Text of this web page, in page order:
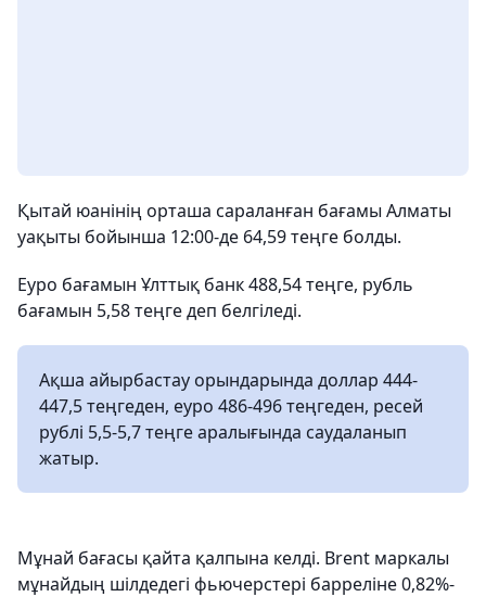
Қытай юанінің орташа сараланған бағамы Алматы
уақыты бойынша 12:00-де 64,59 теңге болды.
Еуро бағамын Ұлттық банк 488,54 теңге, рубль
бағамын 5,58 теңге деп белгіледі.
Ақша айырбастау орындарында доллар 444-
447,5 теңгеден, еуро 486-496 теңгеден, ресей
рублі 5,5-5,7 теңге аралығында саудаланып
жатыр.
Мұнай бағасы қайта қалпына келді. Brent маркалы
мұнайдың шілдедегі фьючерстері барреліне 0,82%-